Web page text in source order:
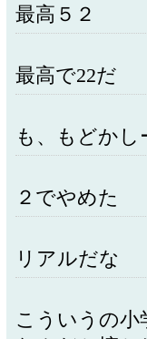
最高５２
最高で22だ
も、もどかし
２でやめた
リアルだな
こういうの小